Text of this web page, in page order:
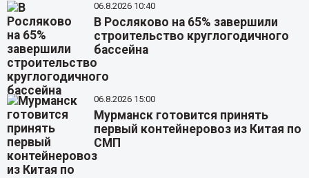
06.8.2026 10:40
В Росляково на 65% завершили
строительство круглогодичного
бассейна
06.8.2026 15:00
Мурманск готовится принять
первый контейнеровоз из Китая по
СМП